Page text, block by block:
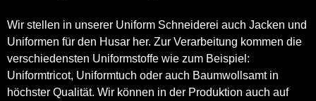
Wir stellen in unserer Uniform Schneiderei auch Jacken und
Uniformen für den Husar her. Zur Verarbeitung kommen die
verschiedensten Uniformstoffe wie zum Beispiel:
Uniformtricot, Uniformtuch oder auch Baumwollsamt in
höchster Qualität. Wir können in der Produktion auch auf